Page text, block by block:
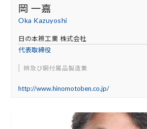
岡 一嘉
Oka Kazuyoshi
日の本辨工業 株式会社
代表取締役
辨及び銅付属品製造業
http://www.hinomotoben.co.jp/